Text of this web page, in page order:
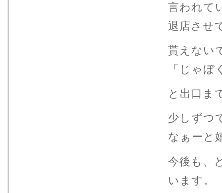
言われて
退店させ
貰えない
「じゃ
と出口ま
少しずつ
なぁー
今後も、
います。